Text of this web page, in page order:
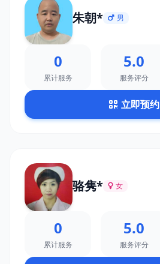
朱朝* 男
0
累计服务
5.0
服务评分
立即预约
骆隽* 女
0
累计服务
5.0
服务评分